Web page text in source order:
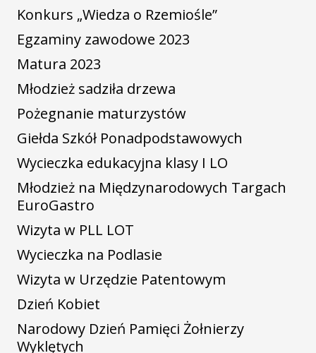
Konkurs „Wiedza o Rzemiośle”
Egzaminy zawodowe 2023
Matura 2023
Młodzież sadziła drzewa
Pożegnanie maturzystów
Giełda Szkół Ponadpodstawowych
Wycieczka edukacyjna klasy I LO
Młodzież na Międzynarodowych Targach
EuroGastro
Wizyta w PLL LOT
Wycieczka na Podlasie
Wizyta w Urzędzie Patentowym
Dzień Kobiet
Narodowy Dzień Pamięci Żołnierzy
Wyklętych